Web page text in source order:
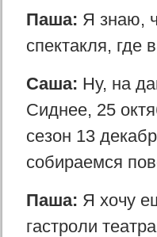
Паша: Я знаю,
спектакля, где
Саша: Ну, на
Сиднее, 25
сезон 13
собираемся
Паша: Я хочу
гастроли